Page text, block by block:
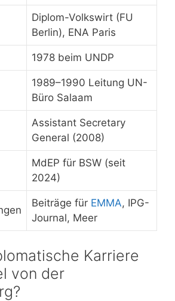
Diplom-Volkswirt (FU
Berlin), ENA Paris
1978 beim UNDP
1989–1990 Leitung UN-
Büro Salaam
Assistant Secretary
General (2008)
MdEP für BSW (seit
2024)
Beiträge für EMMA, IPG-
Journal, Meer
Karriere
von der